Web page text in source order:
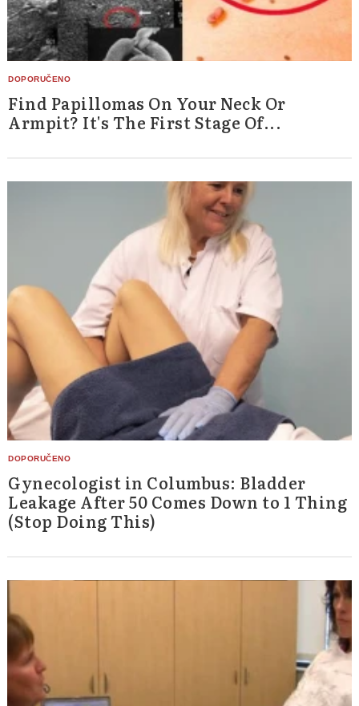
Find Papillomas On Your Neck Or
Armpit? It's The First Stage Of...
Gynecologist in Columbus: Bladder
Leakage After 50 Comes Down to 1 Thing
(Stop Doing This)